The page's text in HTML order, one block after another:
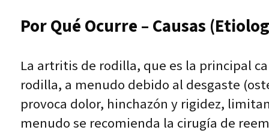
Por Qué Ocurre – Causas
La artritis de rodilla, que es la principal
rodilla, a menudo debido al desgaste
provoca dolor, hinchazón y rigidez,
menudo se recomienda la cirugía de